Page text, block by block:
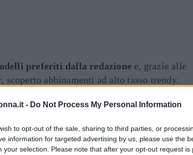
- Do Not Process My Personal Information
to opt-out of the sale, sharing to third parties, or
information for targeted advertising by us, please use the
your selection. Please note that after your opt-out request is
preferiti dalla redazione e, grazie alle
scoperto abbinamenti ad alto tasso trendy.